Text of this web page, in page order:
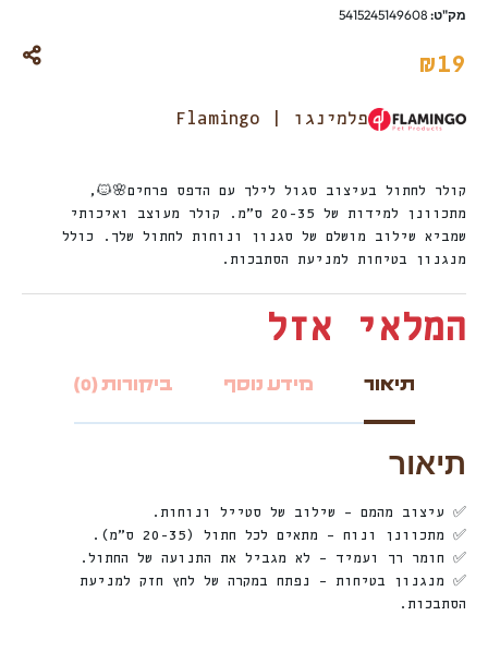
מק"ט: 5415245149608
₪19
פלמינגו | Flamingo
קולר לחתול בעיצוב סגול לילך עם הדפס פרחים🌸🐱,
מתכוונן למידות של 20-35 ס”מ. קולר מעוצב ואיכותי
שמביא שילוב מושלם של סגנון ונוחות לחתול שלך. כולל
מנגנון בטיחות למניעת הסתבכות.
המלאי אזל
תיאור מידע נוסף ביקורות (0)
תיאור
✅ עיצוב מהמם – שילוב של סטייל ונוחות.
✅ מתכוונן ונוח – מתאים לכל חתול (20-35 ס”מ).
✅ חומר רך ועמיד – לא מגביל את התנועה של החתול.
✅ מנגנון בטיחות – נפתח במקרה של לחץ חזק למניעת
הסתבכות.